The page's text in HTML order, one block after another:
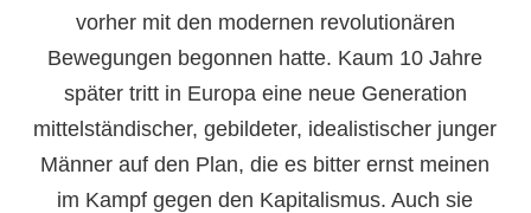
vorher mit den modernen revolutionären
Bewegungen begonnen hatte. Kaum 10 Jahre
später tritt in Europa eine neue Generation
mittelständischer, gebildeter, idealistischer junger
Männer auf den Plan, die es bitter ernst meinen
im Kampf gegen den Kapitalismus. Auch sie